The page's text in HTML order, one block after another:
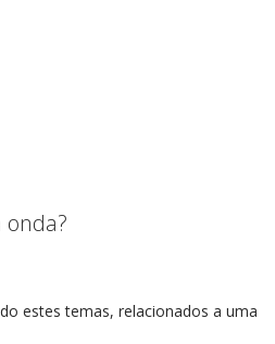
estes temas, relacionados a uma